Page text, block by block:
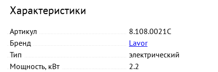
Характеристики
Артикул
8.108.0021C
Бренд
Lavor
Тип
электрический
Мощность, кВт
2.2